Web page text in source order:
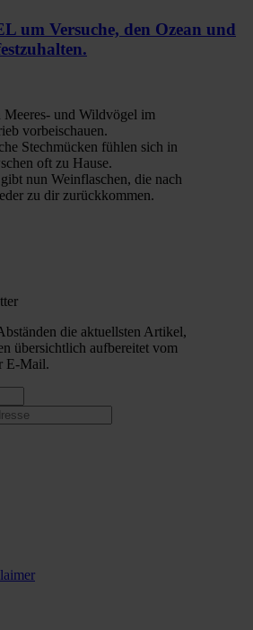
um Versuche, den Ozean und
Meeres- und Wildvögel im
vorbeischauen.
Stechmücken fühlen sich in
oft zu Hause.
nun Weinflaschen, die nach
zu dir zurückkommen.
die aktuellsten Artikel,
übersichtlich aufbereitet vom
E-Mail.